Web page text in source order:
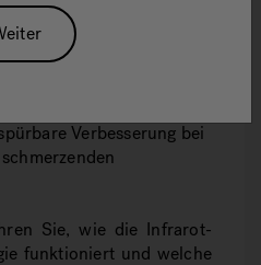
durchInfrarot- und
Verbesserung bei
Sie, wie die Infrarot-
funktioniert und welche